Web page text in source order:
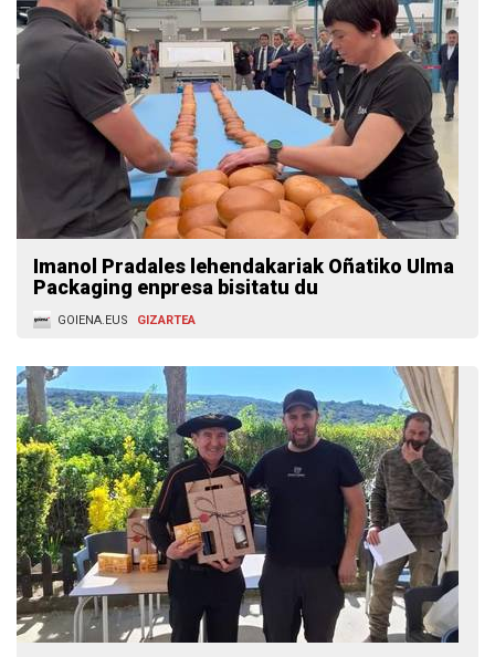
Imanol Pradales lehendakariak Oñatiko Ulma
Packaging enpresa bisitatu du
GOIENA.EUS GIZARTEA